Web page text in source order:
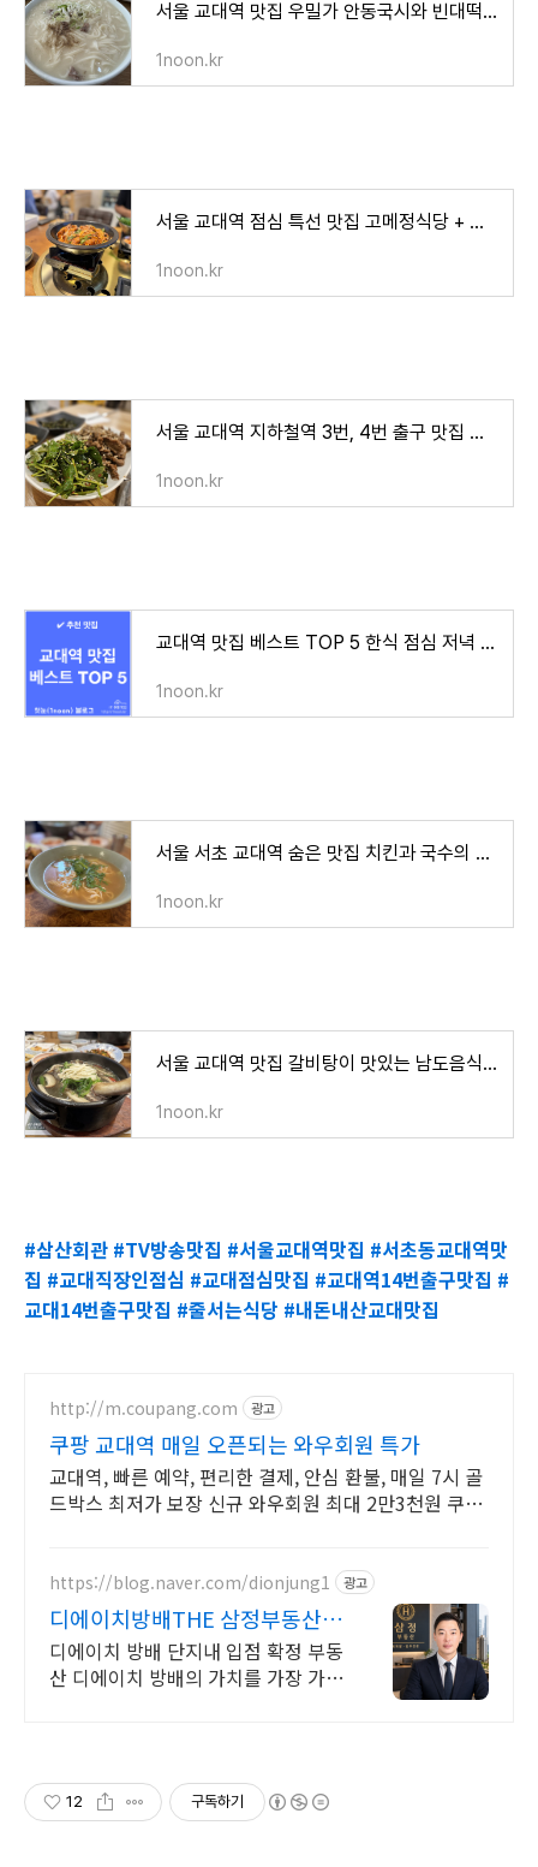
서울 교대역 맛집 우밀가 안동국시와 빈대떡 & 이루팜커피
1noon.kr
서울 교대역 점심 특선 맛집 고메정식당 + 파스쿠찌
1noon.kr
서울 교대역 지하철역 3번, 4번 출구 맛집 비벼먹는 된장찌개
1noon.kr
교대역 맛집 베스트 TOP 5 한식 점심 저녁 추천 메뉴
1noon.kr
서울 서초 교대역 숨은 맛집 치킨과 국수의 묘한 조합
1noon.kr
서울 교대역 맛집 갈비탕이 맛있는 남도음식 전문점
1noon.kr
#삼산회관 #TV방송맛집 #서울교대역맛집 #서초동교대역맛
집 #교대직장인점심 #교대점심맛집 #교대역14번출구맛집 #
교대14번출구맛집 #줄서는식당 #내돈내산교대맛집
http://m.coupang.com 광고
쿠팡 교대역 매일 오픈되는 와우회원 특가
교대역, 빠른 예약, 편리한 결제, 안심 환불, 매일 7시 골
드박스 최저가 보장 신규 와우회원 최대 2만3천원 쿠폰
https://blog.naver.com/dionjung1 광고
디에이치방배THE 삼정부동산
디에이치방배 단지내상가입점
디에이치 방배 단지내 입점 확정 부동
산 디에이치 방배의 가치를 가장 가까
12 구독하기